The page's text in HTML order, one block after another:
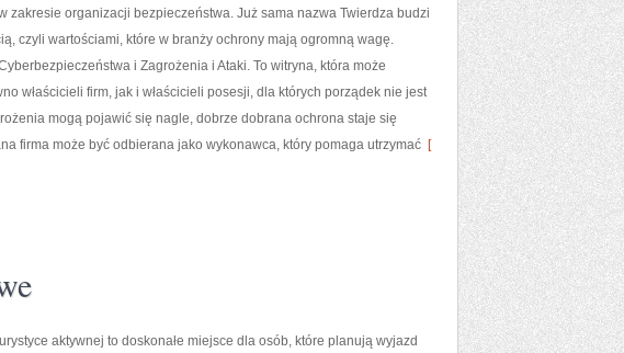
zakresie organizacji bezpieczeństwa. Już sama nazwa Twierdza budzi
czyli wartościami, które w branży ochrony mają ogromną wagę.
i Zagrożenia i Ataki. To witryna, która może
właścicieli firm, jak i właścicieli posesji, dla których porządek nie jest
mogą pojawić się nagle, dobrze dobrana ochrona staje się
firma może być odbierana jako wykonawca, który pomaga utrzymać [
aktywnej to doskonałe miejsce dla osób, które planują wyjazd